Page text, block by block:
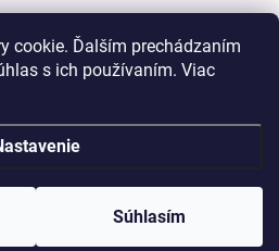
cookie. Ďalším prechádzaním
s ich používaním. Viac
Súhlasím
Vytvoril Shoptet
práva vyhradené.Upraviť nastavenie